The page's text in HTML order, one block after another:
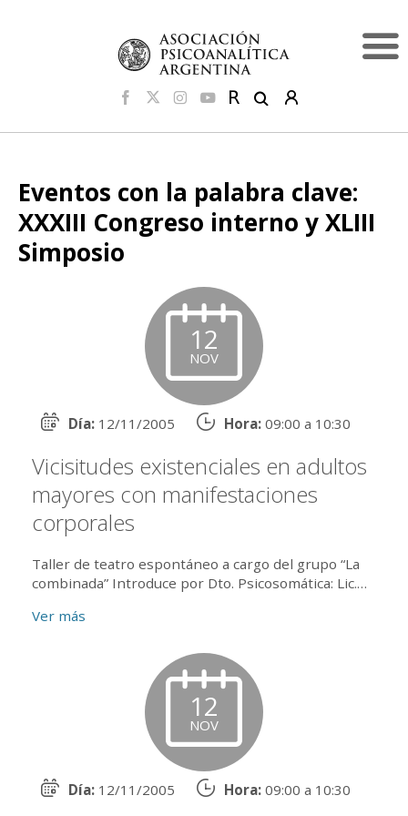
Eventos con la palabra clave:
XXXIII Congreso interno y XLIII
Simposio
12
NOV
Día: 12/11/2005 Hora: 09:00 a 10:30
Vicisitudes existenciales en adultos
mayores con manifestaciones
corporales
Taller de teatro espontáneo a cargo del grupo “La
combinada” Introduce por Dto. Psicosomática: Lic.
por Dto. Adul...
Ver más
12
NOV
Día: 12/11/2005 Hora: 09:00 a 10:30